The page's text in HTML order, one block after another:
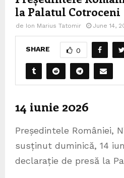
la Palatul Cotroceni
de Ion Marius Tatomir June 14,
SHARE 0
14 iunie 2026
Președintele României,
susținut duminică, 14
declarație de presă la